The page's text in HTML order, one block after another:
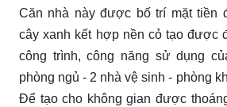
Căn nhà này được bố trí mặt tiền
cây xanh kết hợp nền cỏ tạo được
công trình, công năng sử dụng
phòng ngủ - 2 nhà vệ sinh - phòng
Để tạo cho không gian được